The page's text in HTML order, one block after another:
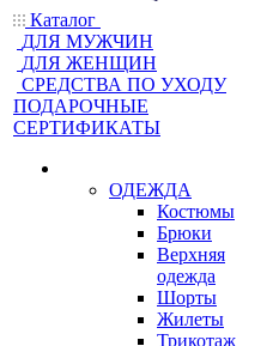
Каталог
ДЛЯ МУЖЧИН
ДЛЯ ЖЕНЩИН
CРЕДСТВА ПО УХОДУ
ПОДАРОЧНЫЕ
СЕРТИФИКАТЫ
ОДЕЖДА
Костюмы
Брюки
Верхняя
одежда
Шорты
Жилеты
Трикотаж